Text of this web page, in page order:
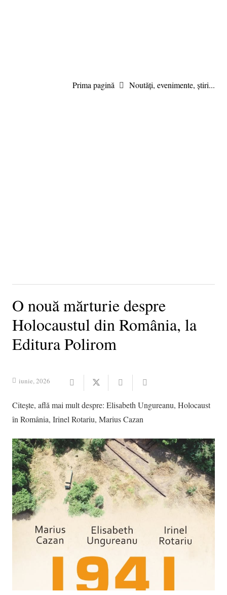
Prima pagină Noutăți, evenimente, știri...
O nouă mărturie despre
Holocaustul din România, la
Editura Polirom
iunie, 2026
Citește, află mai mult despre: Elisabeth Ungureanu, Holocaust
în România, Irinel Rotariu, Marius Cazan